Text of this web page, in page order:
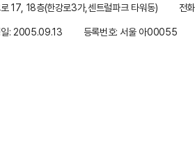
17, 18층(한강로3가,센트럴파크 타워동)
전
일: 2005.09.13 등록번호: 서울 아00055